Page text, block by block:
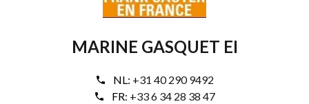
MARINE GASQUET EI
NL: +31 40 290 9492
FR: +33 6 34 28 38 47